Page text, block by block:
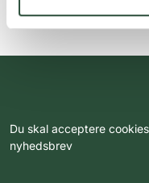
Du skal acceptere
nyhedsbrev